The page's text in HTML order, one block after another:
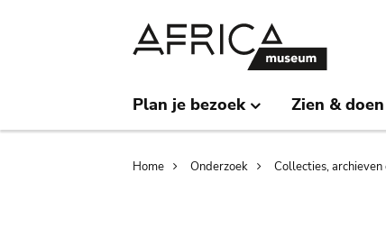
Plan je bezoek Zien & doen
Breadcrumb
Home Onderzoek Collecties,